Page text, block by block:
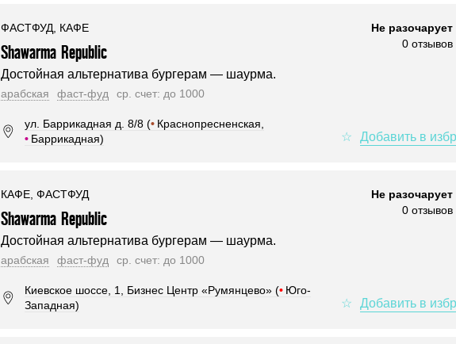
ФАСТФУД, КАФЕ
Shawarma Republic
Достойная альтернатива бургерам — шаурма.
арабская фаст-фуд ср. счет: до 1000
ул. Баррикадная д. 8/8 (• Краснопресненская,
• Баррикадная)
Не разочарует
0 отзывов
КАФЕ, ФАСТФУД
Shawarma Republic
Достойная альтернатива бургерам — шаурма.
арабская фаст-фуд ср. счет: до 1000
Киевское шоссе, 1, Бизнес Центр «Румянцево» (• Юго-
Западная)
Не разочарует
0 отзывов